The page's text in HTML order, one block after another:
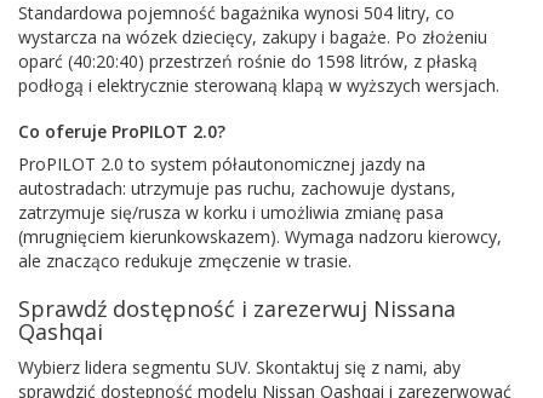
Standardowa pojemność bagażnika wynosi 504 litry, co
wystarcza na wózek dziecięcy, zakupy i bagaże. Po złożeniu
oparć (40:20:40) przestrzeń rośnie do 1598 litrów, z płaską
podłogą i elektrycznie sterowaną klapą w wyższych wersjach.
Co oferuje ProPILOT 2.0?
ProPILOT 2.0 to system półautonomicznej jazdy na
autostradach: utrzymuje pas ruchu, zachowuje dystans,
zatrzymuje się/rusza w korku i umożliwia zmianę pasa
(mrugnięciem kierunkowskazem). Wymaga nadzoru kierowcy,
ale znacząco redukuje zmęczenie w trasie.
Sprawdź dostępność i zarezerwuj Nissana
Qashqai
Wybierz lidera segmentu SUV. Skontaktuj się z nami, aby
sprawdzić dostępność modelu Nissan Qashqai i zarezerwować